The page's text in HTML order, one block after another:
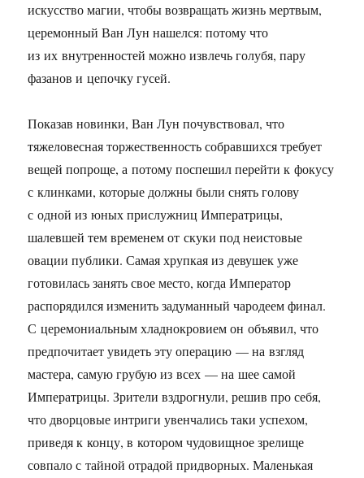
искусство магии, чтобы возвращать жизнь мертвым,
церемонный Ван Лун нашелся: потому что
из их внутренностей можно извлечь голубя, пару
фазанов и цепочку гусей.
Показав новинки, Ван Лун почувствовал, что
тяжеловесная торжественность собравшихся требует
вещей попроще, а потому поспешил перейти к фокусу
с клинками, которые должны были снять голову
с одной из юных прислужниц Императрицы,
шалевшей тем временем от скуки под неистовые
овации публики. Самая хрупкая из девушек уже
готовилась занять свое место, когда Император
распорядился изменить задуманный чародеем финал.
С церемониальным хладнокровием он объявил, что
предпочитает увидеть эту операцию — на взгляд
мастера, самую грубую из всех — на шее самой
Императрицы. Зрители вздрогнули, решив про себя,
что дворцовые интриги увенчались таки успехом,
приведя к концу, в котором чудовищное зрелище
совпало с тайной отрадой придворных. Маленькая